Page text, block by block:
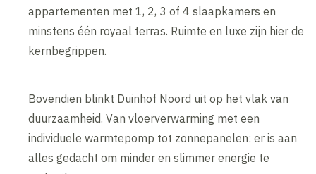
appartementen met 1, 2, 3 of 4 slaapkamers en
minstens één royaal terras. Ruimte en luxe zijn hier de
kernbegrippen.
Bovendien blinkt Duinhof Noord uit op het vlak van
duurzaamheid. Van vloerverwarming met een
individuele warmtepomp tot zonnepanelen: er is aan
alles gedacht om minder en slimmer energie te